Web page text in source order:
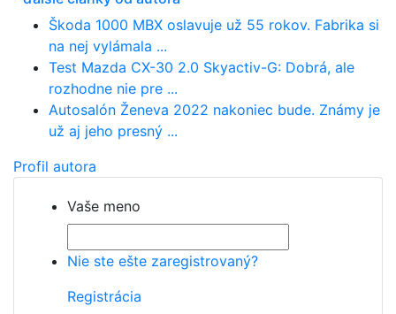
Škoda 1000 MBX oslavuje už 55 rokov. Fabrika si
na nej vylámala ...
Test Mazda CX-30 2.0 Skyactiv-G: Dobrá, ale
rozhodne nie pre ...
Autosalón Ženeva 2022 nakoniec bude. Známy je
už aj jeho presný ...
Profil autora
Vaše meno
Nie ste ešte zaregistrovaný?
Registrácia